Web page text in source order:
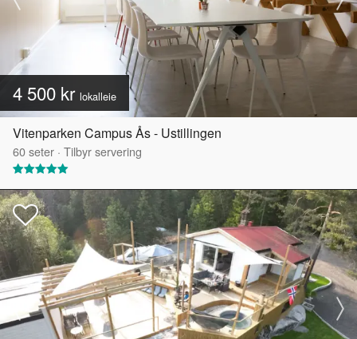
4 500 kr lokalleie
Vitenparken Campus Ås - Ustillingen
60seter · Tilbyr servering